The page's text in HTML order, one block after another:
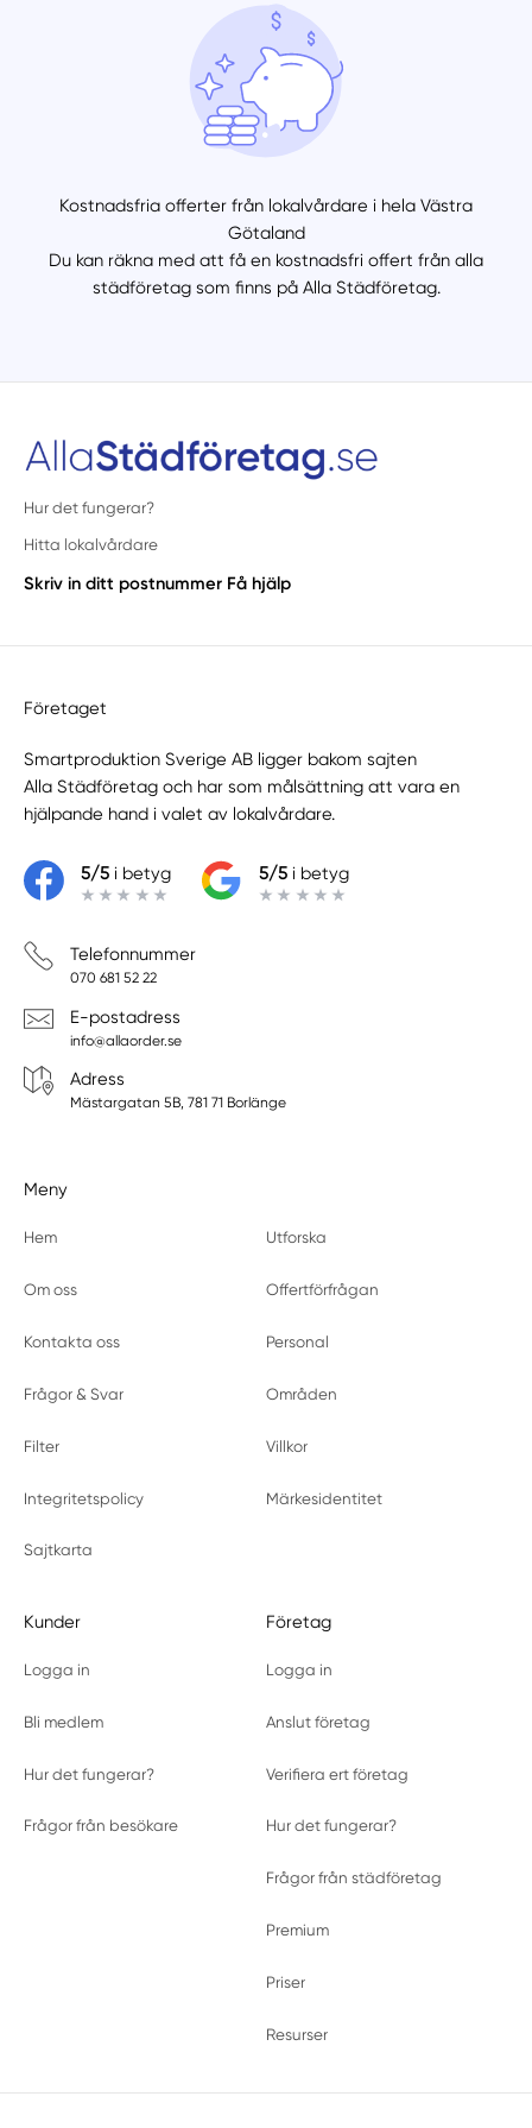
Kostnadsfria offerter från lokalvårdare i hela Västra
Götaland
Du kan räkna med att få en kostnadsfri offert från alla
städföretag som finns på Alla Städföretag.
Hur det fungerar?
Hitta lokalvårdare
Skriv in ditt postnummer Få hjälp
Företaget
Smartproduktion Sverige AB ligger bakom sajten
Alla Städföretag och har som målsättning att vara en
hjälpande hand i valet av lokalvårdare.
5/5i betyg 5/5i betyg
Telefonnummer
070 681 52 22
E-postadress
info@allaorder.se
Adress
Mästargatan 5B, 781 71 Borlänge
Meny
Hem Utforska
Om oss Offertförfrågan
Kontakta oss Personal
Frågor & Svar Områden
Filter Villkor
Integritetspolicy Märkesidentitet
Sajtkarta
Kunder
Logga in
Bli medlem
Hur det fungerar?
Frågor från besökare
Företag
Logga in
Anslut företag
Verifiera ert företag
Hur det fungerar?
Frågor från städföretag
Premium
Priser
Resurser